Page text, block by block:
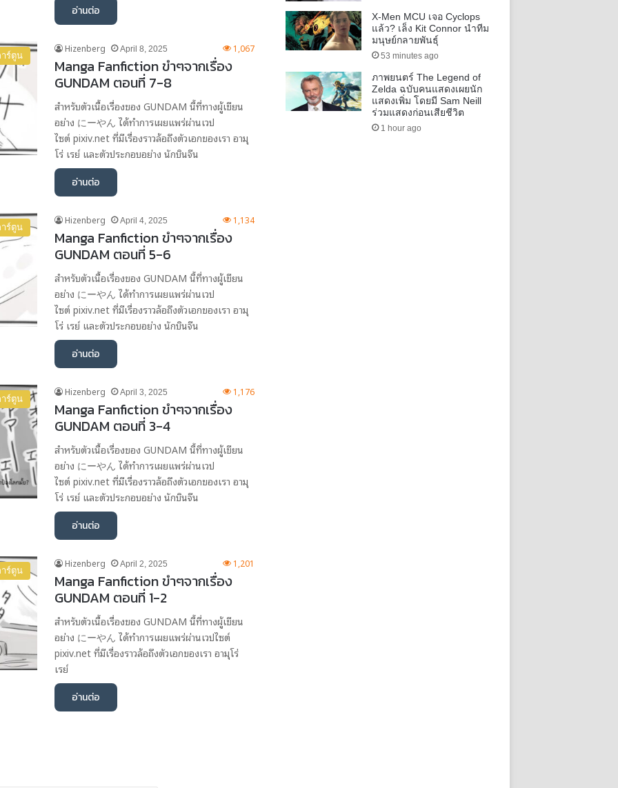
อ่านต่อ
ร์ตูน
Hizenberg April 8, 2025 1,067
Manga Fanfiction ขำๆจากเรื่อง
GUNDAM ตอนที่ 7-8
สำหรับตัวเนื้อเรื่องของ GUNDAM นี้ที่ทางผู้เขียน
อย่าง にーやん ได้ทำการเผยแพร่ผ่านเวป
ไซต์ pixiv.net ที่มีเรื่องราวล้อถึงตัวเอกของเรา อามุ
โร่ เรย์ และตัวประกอบอย่าง นักบินจีน
อ่านต่อ
ร์ตูน
Hizenberg April 4, 2025 1,134
Manga Fanfiction ขำๆจากเรื่อง
GUNDAM ตอนที่ 5-6
สำหรับตัวเนื้อเรื่องของ GUNDAM นี้ที่ทางผู้เขียน
อย่าง にーやん ได้ทำการเผยแพร่ผ่านเวป
ไซต์ pixiv.net ที่มีเรื่องราวล้อถึงตัวเอกของเรา อามุ
โร่ เรย์ และตัวประกอบอย่าง นักบินจีน
อ่านต่อ
ร์ตูน
Hizenberg April 3, 2025 1,176
Manga Fanfiction ขำๆจากเรื่อง
GUNDAM ตอนที่ 3-4
สำหรับตัวเนื้อเรื่องของ GUNDAM นี้ที่ทางผู้เขียน
อย่าง にーやん ได้ทำการเผยแพร่ผ่านเวป
ไซต์ pixiv.net ที่มีเรื่องราวล้อถึงตัวเอกของเรา อามุ
โร่ เรย์ และตัวประกอบอย่าง นักบินจีน
อ่านต่อ
ร์ตูน
Hizenberg April 2, 2025 1,201
Manga Fanfiction ขำๆจากเรื่อง
GUNDAM ตอนที่ 1-2
สำหรับตัวเนื้อเรื่องของ GUNDAM นี้ที่ทางผู้เขียน
อย่าง にーやん ได้ทำการเผยแพร่ผ่านเวปไซต์
pixiv.net ที่มีเรื่องราวล้อถึงตัวเอกของเรา อามุโร่
เรย์
อ่านต่อ
X-Men MCU เจอ Cyclops
แล้ว? เล็ง Kit Connor นำทีม
มนุษย์กลายพันธุ์
53 minutes ago
ภาพยนตร์ The Legend of
Zelda ฉบับคนแสดงเผยนัก
แสดงเพิ่ม โดยมี Sam Neill
ร่วมแสดงก่อนเสียชีวิต
1 hour ago